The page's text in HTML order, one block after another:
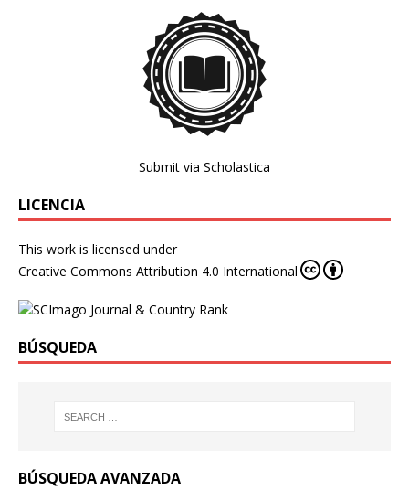
Submit via Scholastica
LICENCIA
This work is licensed under
Creative Commons Attribution 4.0 International
BÚSQUEDA
BÚSQUEDA AVANZADA